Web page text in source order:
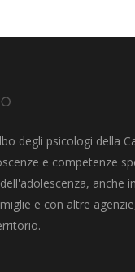
degli psicologi della
e competenze
anche
e con altre